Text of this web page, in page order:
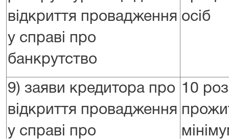
відкриття провадження
у справі про
банкрутство
осіб
9) заяви кредитора про
відкриття провадження
у справі про
10